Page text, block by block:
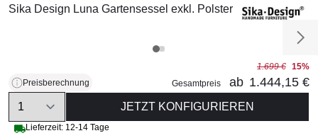
Sika Design Luna Gartensessel exkl. Polster
Preisberechnung
1.699 € 15%
Gesamtpreis
ab 1.444,15 €
Quantity
JETZT KONFIGURIEREN
Lieferzeit: 12-14 Tage